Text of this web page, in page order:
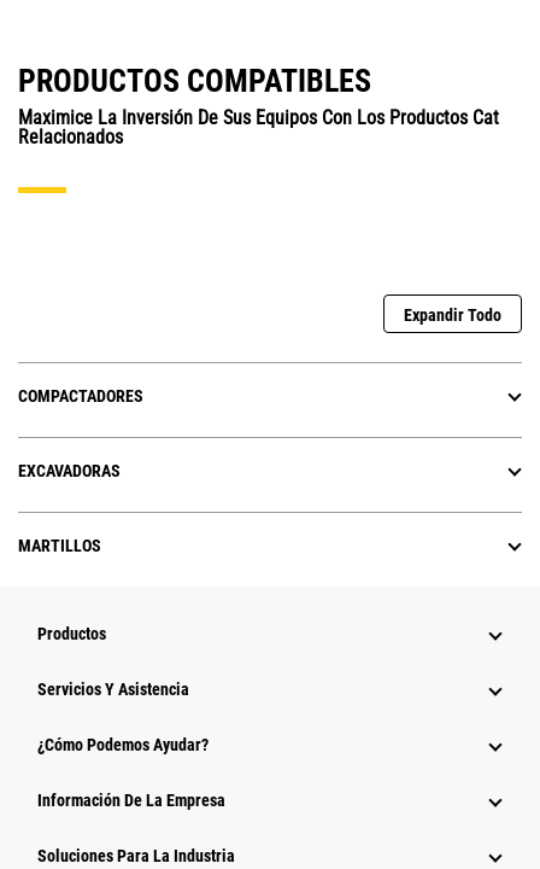
PRODUCTOS COMPATIBLES
Maximice La Inversión De Sus Equipos Con Los Productos Cat
Relacionados
Expandir Todo
COMPACTADORES
EXCAVADORAS
MARTILLOS
Productos
Servicios Y Asistencia
¿Cómo Podemos Ayudar?
Información De La Empresa
Soluciones Para La Industria